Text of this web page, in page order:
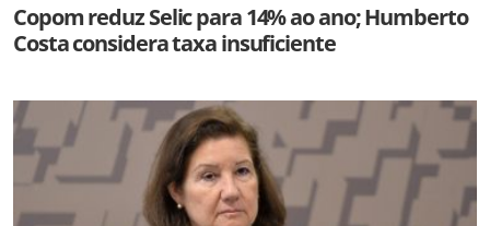
Copom reduz Selic para 14% ao ano; Humberto
Costa considera taxa insuficiente